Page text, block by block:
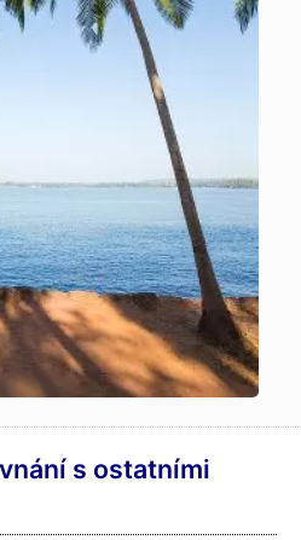
s ostatními